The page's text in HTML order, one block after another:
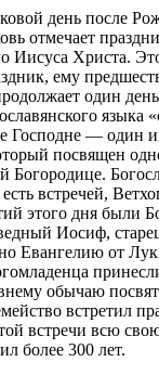
день после
отмечает
Иисуса Христа.
ему
один
языка
Господне — один
посвящен
Богородице.
встречей,
этого дня были
Иосиф,
Евангелию от
обычаю
встретил
встречи всю
более 300 лет.